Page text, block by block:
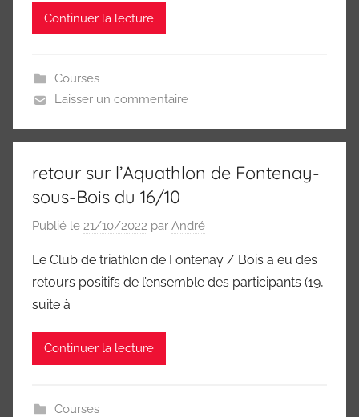
Continuer la lecture
Courses
Laisser un commentaire
retour sur l’Aquathlon de Fontenay-
sous-Bois du 16/10
Publié le 21/10/2022 par André
Le Club de triathlon de Fontenay / Bois a eu des
retours positifs de l’ensemble des participants (19,
suite à
Continuer la lecture
Courses